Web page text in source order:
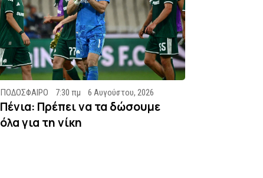
ΠΟΔΟΣΦΑΙΡΟ 7:30 πμ 6 Αυγούστου, 2026
Πένια: Πρέπει να τα δώσουμε
όλα για τη νίκη